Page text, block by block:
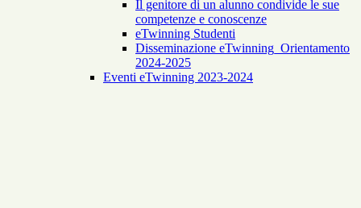
Il genitore di un alunno condivide le sue
competenze e conoscenze
eTwinning Studenti
Disseminazione eTwinning_Orientamento
2024-2025
Eventi eTwinning 2023-2024